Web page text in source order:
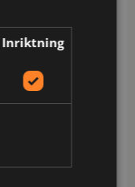
Knapp och
3 fickor och
och
ena med
fickor är
Inriktning